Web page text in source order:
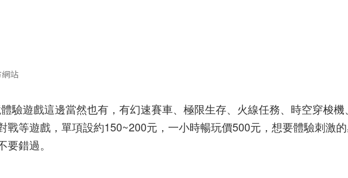
站
驗遊戲這邊當然也有，有幻速賽車、極限生存、火線任務、時空穿梭機
戰等遊戲，單項設約150~200元，一小時暢玩價500元，想要體驗刺激
錯過。